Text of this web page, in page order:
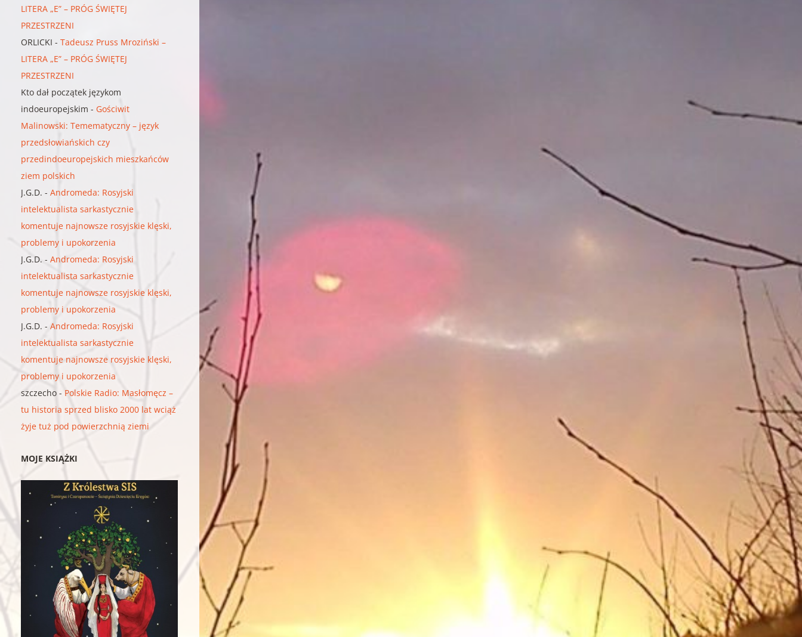
LITERA „E” – PRÓG ŚWIĘTEJ
PRZESTRZENI
ORLICKI -Tadeusz Pruss Mroziński –
LITERA „E” – PRÓG ŚWIĘTEJ
PRZESTRZENI
Kto dał początek językom
indoeuropejskim - Gościwit
Malinowski: Temematyczny – język
przedsłowiańskich czy
przedindoeuropejskich mieszkańców
ziem polskich
J.G.D. -Andromeda: Rosyjski
intelektualista sarkastycznie
komentuje najnowsze rosyjskie klęski,
problemy i upokorzenia
J.G.D. -Andromeda: Rosyjski
intelektualista sarkastycznie
komentuje najnowsze rosyjskie klęski,
problemy i upokorzenia
J.G.D. -Andromeda: Rosyjski
intelektualista sarkastycznie
komentuje najnowsze rosyjskie klęski,
problemy i upokorzenia
szczecho - Polskie Radio: Masłomęcz –
tu historia sprzed blisko 2000 lat wciąż
żyje tuż pod powierzchnią ziemi
MOJE KSIĄŻKI